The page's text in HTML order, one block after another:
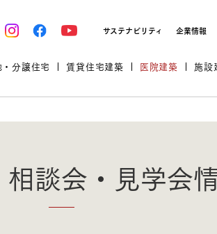
サステナビリティ 企業情報
プロが厳選した住まいをセレク
分譲住宅 賃貸住宅建築 医院建築 施設
談会・見学会